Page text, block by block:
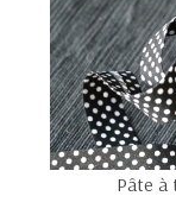
Pâte à